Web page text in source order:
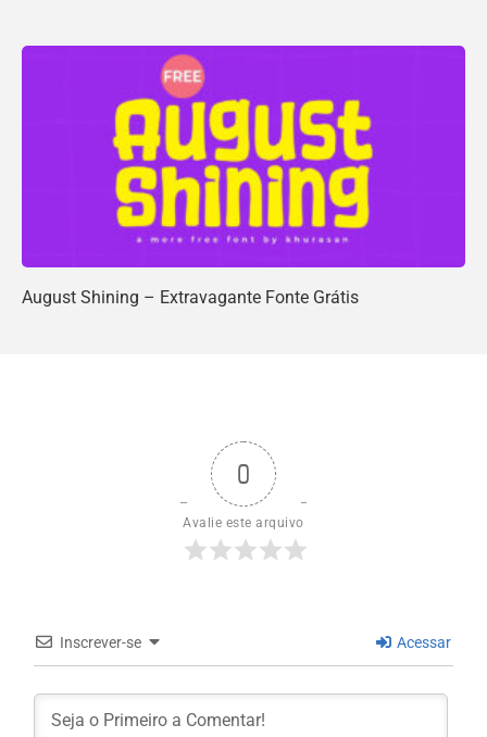
August Shining – Extravagante Fonte Grátis
0
Avalie este arquivo
Inscrever-se Acessar